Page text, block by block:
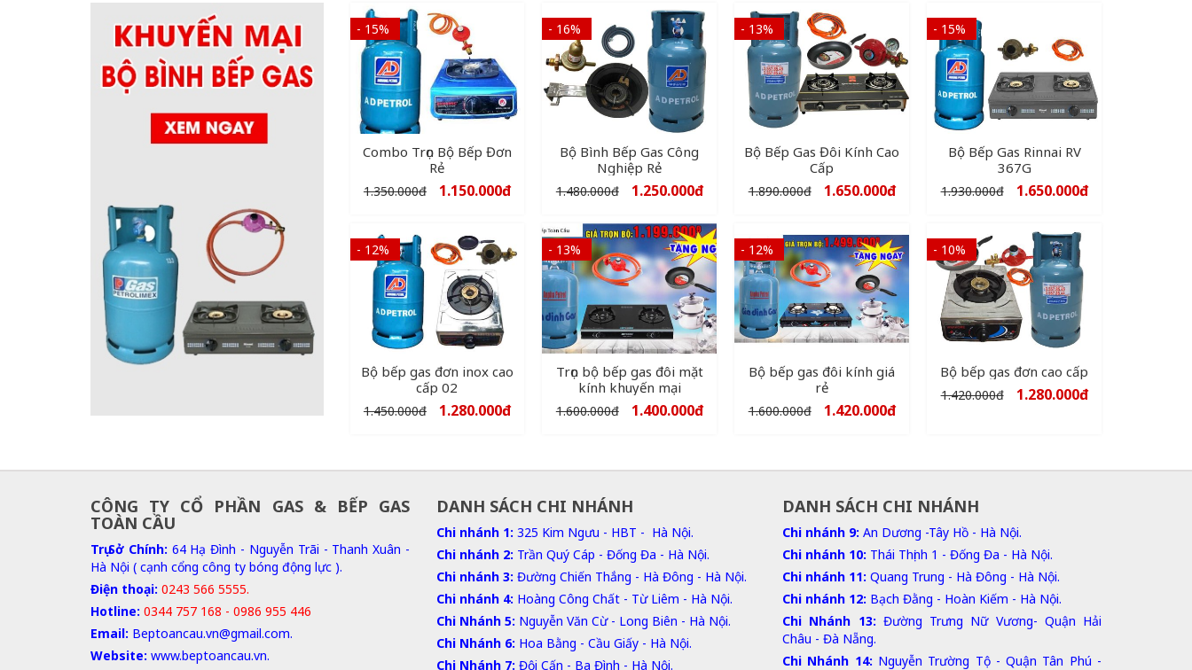
- 15%
Combo Trọn Bộ Bếp Đơn
Rẻ
1.350.000đ 1.150.000đ
- 16%
Bộ Bình Bếp Gas Công
Nghiệp Rẻ
1.480.000đ 1.250.000đ
- 13%
Bộ Bếp Gas Đôi Kính Cao
Cấp
1.890.000đ 1.650.000đ
- 15%
Bộ Bếp Gas Rinnai RV
367G
1.930.000đ 1.650.000đ
- 12%
Bộ bếp gas đơn inox cao
cấp 02
1.450.000đ 1.280.000đ
- 13%
Trọn bộ bếp gas đôi mặt
kính khuyến mại
1.600.000đ 1.400.000đ
- 12%
Bộ bếp gas đôi kính giá
rẻ
1.600.000đ 1.420.000đ
- 10%
Bộ bếp gas đơn cao cấp
1.420.000đ 1.280.000đ
CÔNG TY CỔ PHẦN GAS & BẾP GAS
TOÀN CẦU
Trụ Sở Chính: 64 Hạ Đình - Nguyễn Trãi - Thanh Xuân -
Hà Nội ( cạnh cổng công ty bóng động lực ).
Điện thoại: 0243 566 5555.
Hotline: 0344 757 168 - 0986 955 446
Email: Beptoancau.vn@gmail.com.
Website: www.beptoancau.vn.
DANH SÁCH CHI NHÁNH
Chi nhánh 1: 325 Kim Ngưu - HBT - Hà Nội.
Chi nhánh 2: Trần Quý Cáp - Đống Đa - Hà Nội.
Chi nhánh 3: Đường Chiến Thắng - Hà Đông - Hà Nội.
Chi nhánh 4: Hoàng Công Chất - Từ Liêm - Hà Nội.
Chi Nhánh 5: Nguyễn Văn Cừ - Long Biên - Hà Nội.
Chi Nhánh 6: Hoa Bằng - Cầu Giấy - Hà Nội.
Chi Nhánh 7: Đội Cấn - Ba Đình - Hà Nội.
DANH SÁCH CHI NHÁNH
Chi nhánh 9: An Dương -Tây Hồ - Hà Nội.
Chi nhánh 10: Thái Thịnh 1 - Đống Đa - Hà Nội.
Chi nhánh 11: Quang Trung - Hà Đông - Hà Nội.
Chi nhánh 12: Bạch Đằng - Hoàn Kiếm - Hà Nội.
Chi Nhánh 13: Đường Trưng Nữ Vương- Quận Hải
Châu - Đà Nẵng.
Chi Nhánh 14: Nguyễn Trường Tộ - Quận Tân Phú -